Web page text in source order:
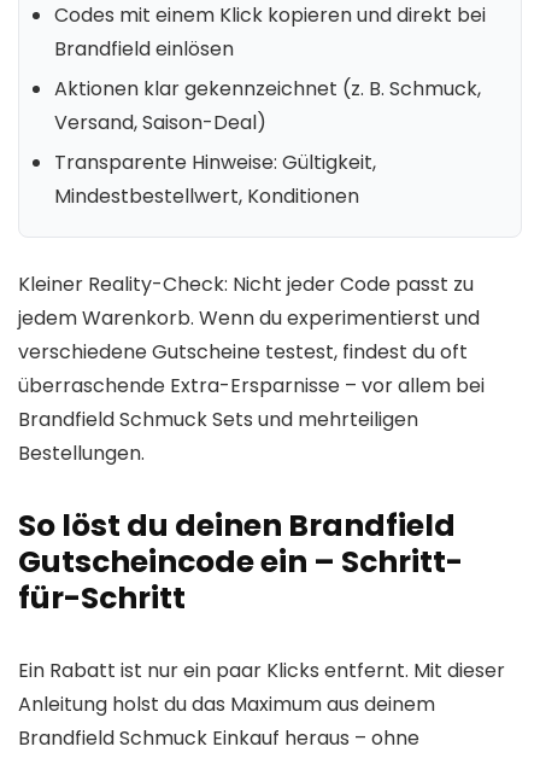
Codes mit einem Klick kopieren und direkt bei
Brandfield einlösen
Aktionen klar gekennzeichnet (z. B. Schmuck,
Versand, Saison-Deal)
Transparente Hinweise: Gültigkeit,
Mindestbestellwert, Konditionen
Kleiner Reality-Check: Nicht jeder Code passt zu
jedem Warenkorb. Wenn du experimentierst und
verschiedene Gutscheine testest, findest du oft
überraschende Extra-Ersparnisse – vor allem bei
Brandfield Schmuck Sets und mehrteiligen
Bestellungen.
So löst du deinen Brandfield
Gutscheincode ein – Schritt-
für-Schritt
Ein Rabatt ist nur ein paar Klicks entfernt. Mit dieser
Anleitung holst du das Maximum aus deinem
Brandfield Schmuck Einkauf heraus – ohne